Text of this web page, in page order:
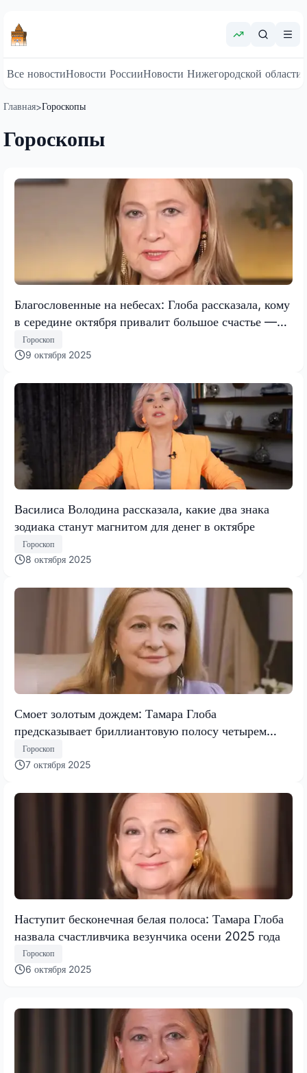
Все новостиНовости РоссииНовости Нижегородской области
Главная>Гороскопы
Гороскопы
Благословенные на небесах: Глоба рассказала, кому
в середине октября привалит большое счастье —
будут на седьмом небе
Гороскоп
9 октября 2025
Василиса Володина рассказала, какие два знака
зодиака станут магнитом для денег в октябре
Гороскоп
8 октября 2025
Смоет золотым дождем: Тамара Глоба
предсказывает бриллиантовую полосу четырем
знакам зодиака с 9 октября
Гороскоп
7 октября 2025
Наступит бесконечная белая полоса: Тамара Глоба
назвала счастливчика везунчика осени 2025 года
Гороскоп
6 октября 2025